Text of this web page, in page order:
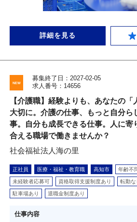
詳細を見る
募集終了日：2027-02-05
求人番号：14656
【介護職】経験よりも、あなたの
大切に。介護の仕事、もっと自分ら
事。自分も成長できる仕事。人に寄
合える職場で働きませんか？
社会福祉法人海の里
正社員 医療・福祉・教育職 高知市 年齢不
未経験者応募可 資格取得支援制度あり 転勤な
駐車場あり 退職金制度あり
仕事内容